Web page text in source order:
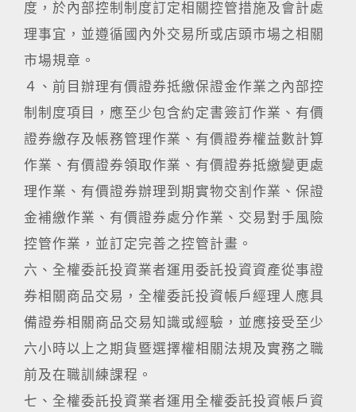
度，於內部控制制度訂定相關控管措施及會計處
理事宜，並遵循國內外交易所或店頭市場之相關
市場規章。
４、前目辦理有價證券抵繳保證金作業之內部控
制制度項目，應至少包含約定書簽訂作業、有價
證券繳存及帳務管理作業、有價證券權益數計算
作業、有價證券領取作業、有價證券抵繳變更處
理作業、有價證券辦理到期實物交割作業、保證
金補繳作業、有價證券處分作業、交易對手風險
控管作業，並訂定完善之控管計畫。
六、全權委託投資業者運用委託投資資產從事證
券相關商品交易，全權委託投資帳戶經理人應具
備證券相關商品交易知識或經驗，並應接受至少
六小時以上之期貨暨選擇權相關法規及實務之職
前及在職訓練課程。
七、全權委託投資業者運用全權委託投資帳戶資